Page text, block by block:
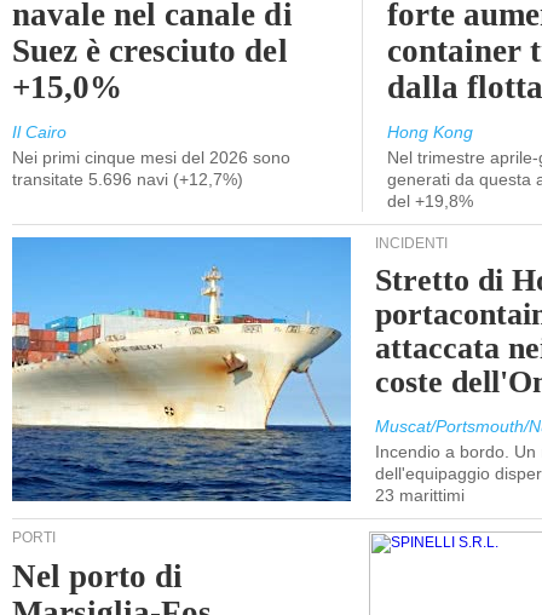
navale nel canale di
Suez è cresciuto del
+15,0%
Il Cairo
Nei primi cinque mesi del 2026 sono
transitate 5.696 navi (+12,7%)
forte
container
dalla
Hong Kong
Nel trimestre
generati da questa
del +19,8%
INCIDENTI
Stretto di
attaccata
coste
Muscat/Portsmouth/
Incendio a bordo. Un
dell'equipaggio
23 marittimi
PORTI
Nel porto di